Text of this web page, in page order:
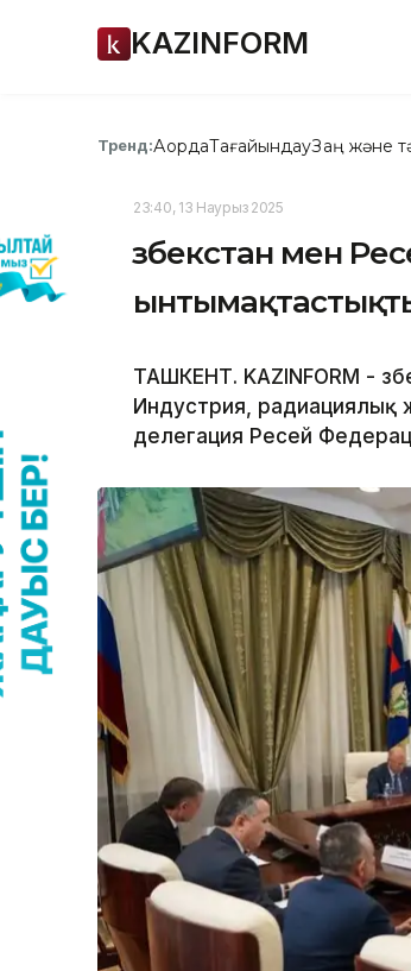
KAZINFORM
Тренд:АқордаТағайындауЗаң және
23:40, 13 Наурыз 2025
Өзбекстан мен
ТАШКЕНТ. KAZINFORM -
Индустрия, радиациялық
делегация Ресей